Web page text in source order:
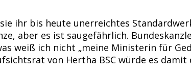
ihr bis heute unerreichtes
aber es ist saugefährlich.
weiß ich nicht „meine Ministerin für
von Hertha BSC würde es